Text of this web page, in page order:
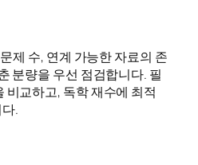
제 수, 연계 가능한 자료의 존
분량을 우선 점검합니다. 필
비교하고, 독학 재수에 최적
.